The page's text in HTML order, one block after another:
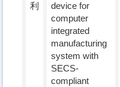
利
device for
computer
integrated
manufacturing
system with
SECS-
compliant